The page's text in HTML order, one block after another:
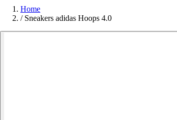
Home
/ Sneakers adidas Hoops 4.0